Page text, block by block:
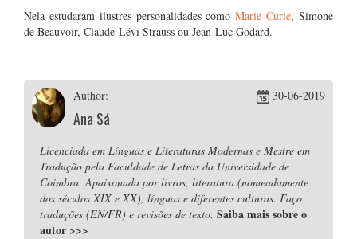
Nela estudaram ilustres personalidades comoMarie Curie, Simone
de Beauvoir, Claude-Lévi Strauss ou Jean-Luc Godard.
Author:
Ana Sá
30-06-2019
Licenciada em Línguas e Literaturas Modernas e Mestre em
Tradução pela Faculdade de Letras da Universidade de
Coimbra. Apaixonada por livros, literatura (nomeadamente
dos séculos XIX e XX), línguas e diferentes culturas. Faço
traduções (EN/FR) e revisões de texto. Saiba mais sobre o
autor >>>